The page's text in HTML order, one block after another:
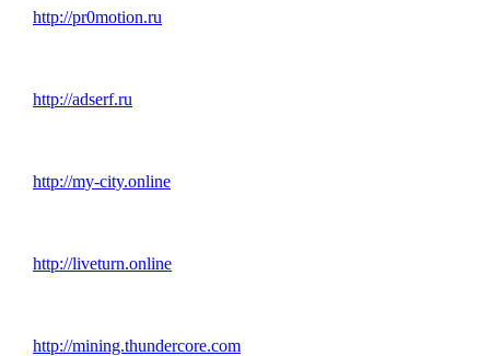
http://pr0motion.ru
http://adserf.ru
http://my-city.online
http://liveturn.online
http://mining.thundercore.com